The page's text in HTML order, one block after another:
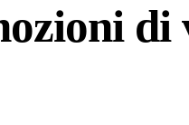
di